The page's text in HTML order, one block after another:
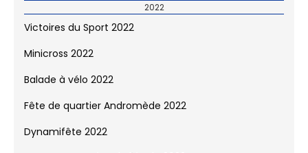
Dynamifête 2023
Victoires du Sport 2022
Minicross 2022